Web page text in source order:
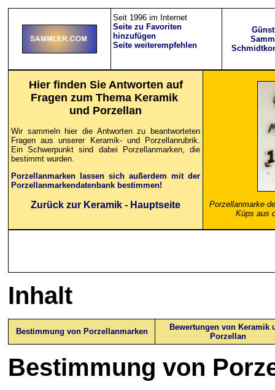
Seit 1996 im Internet
Seite zu Favoriten
hinzufügen
Seite weiterempfehlen
Hier finden Sie Antworten auf
Fragen zum Thema Keramik
und Porzellan
Wir sammeln hier die Antworten zu beantworteten
Fragen aus unserer Keramik- und Porzellanrubrik.
Ein Schwerpunkt sind dabei Porzellanmarken, die
bestimmt wurden.
Porzellanmarken lassen sich außerdem mit der
Porzellanmarkendatenbank bestimmen!
Zurück zur Keramik - Hauptseite
Porzellanmarke
Küps aus
Inhalt
Bestimmung von Porzellanmarken
Bewertungen von Keramik
Porzellan
Bestimmung von